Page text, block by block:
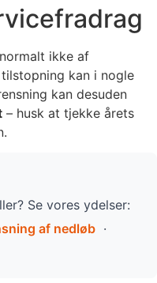
ikke af
kan i nogle
kan desuden
– husk at tjekke årets
Se vores ydelser:
af nedløb ·